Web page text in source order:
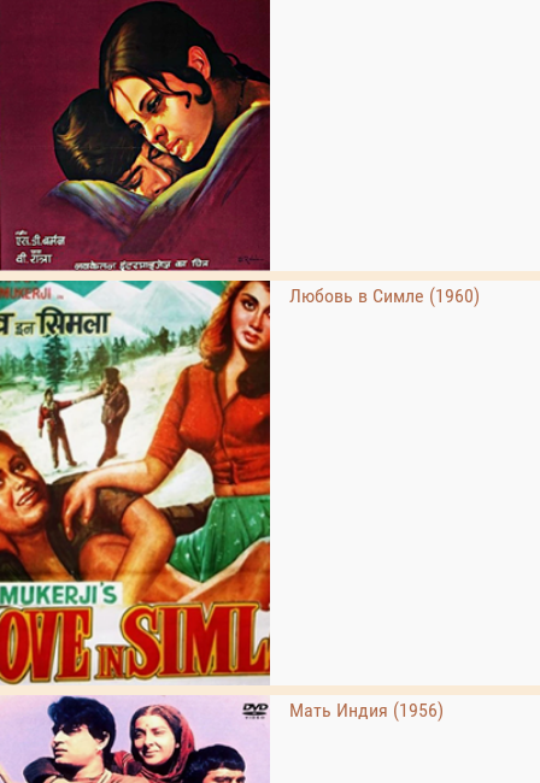
Любовь в Симле (1960)
Мать Индия (1956)